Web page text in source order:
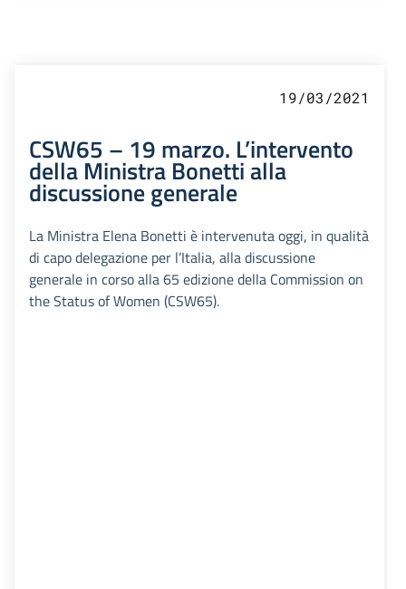
19/03/2021
CSW65 – 19 marzo. L’intervento
della Ministra Bonetti alla
discussione generale
La Ministra Elena Bonetti è intervenuta oggi, in qualità
di capo delegazione per l’Italia, alla discussione
generale in corso alla 65 edizione della Commission on
the Status of Women (CSW65).